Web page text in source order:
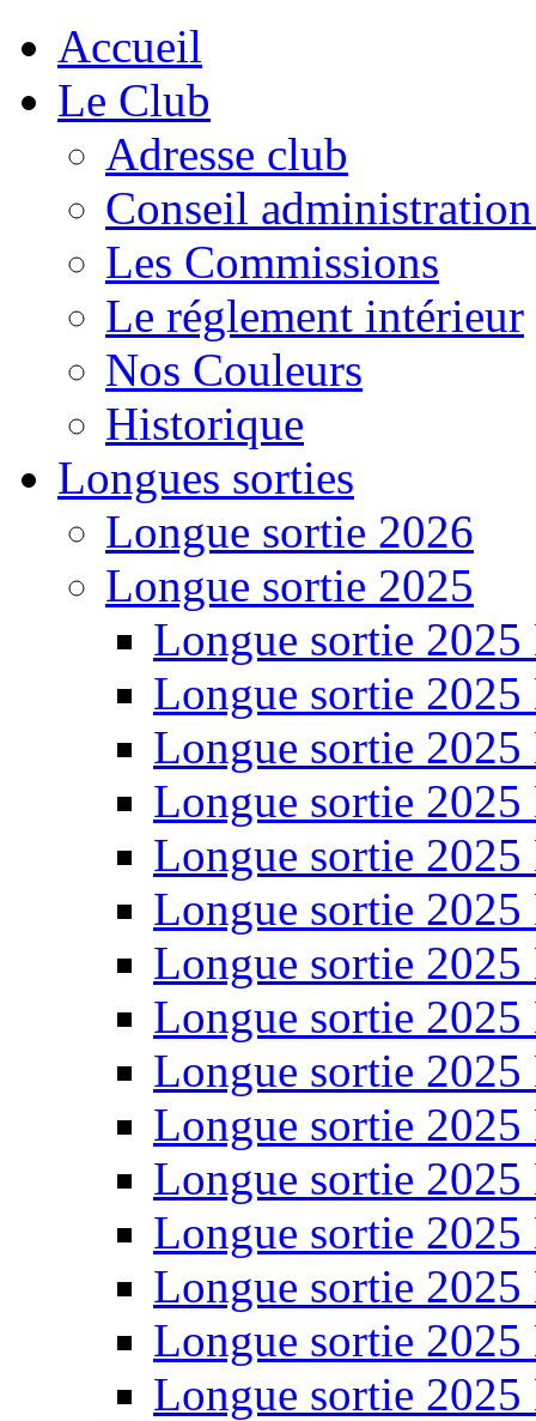
Accueil
Le Club
Adresse club
Conseil
Les Commissions
Le réglement intérieur
Nos Couleurs
Historique
Longues sorties
Longue sortie 2026
Longue sortie 2025
Longue sortie 2025
Longue sortie 2025
Longue sortie 2025
Longue sortie 2025
Longue sortie 2025
Longue sortie 2025
Longue sortie 2025
Longue sortie 2025
Longue sortie 2025
Longue sortie 2025
Longue sortie 2025
Longue sortie 2025
Longue sortie 2025
Longue sortie 2025
Longue sortie 2025